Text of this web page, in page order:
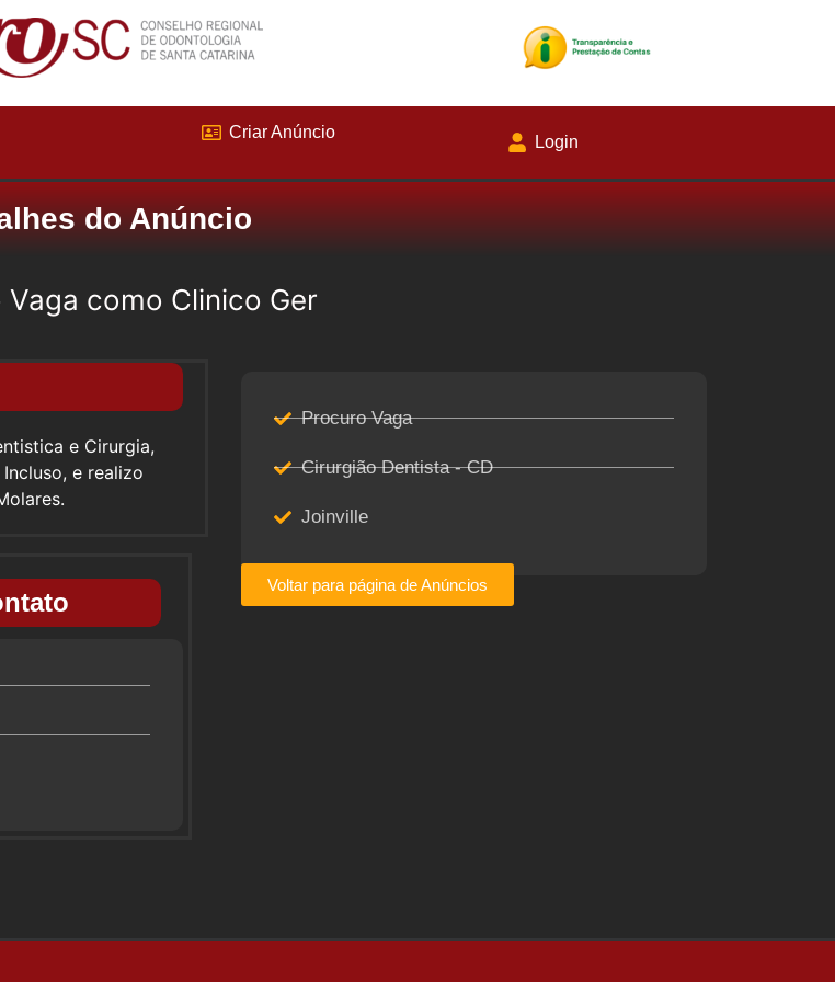
Criar Anúncio
Login
do Anúncio
Vaga como Clinico Ger
e Cirurgia,
e realizo
Procuro Vaga
Cirurgião Dentista - CD
Joinville
Voltar para página de Anúncios